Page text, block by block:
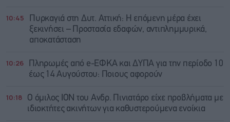
10:45
Πυρκαγιά στη Δυτ. Αττική: Η επόμενη μέρα έχει
ξεκινήσει – Προστασία εδαφών, αντιπλημμυρικά,
αποκατάσταση
10:26
Πληρωμές από e-ΕΦΚΑ και ΔΥΠΑ για την περίοδο 10
έως 14 Αυγούστου: Ποιους αφορούν
10:18
Ο όμιλος ΙΟΝ του Ανδρ. Πινιατάρο είχε προβλήματα με
ιδιοκτήτες ακινήτων για καθυστερούμενα ενοίκια